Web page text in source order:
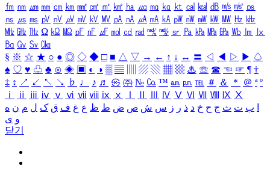
㎙ ㎚ ㎛ ㎜ ㎝ ㎞ ㎟ ㎠ ㎡ ㎢ ㏊ ㎍ ㎎ ㎏ ㏏ ㎈ ㎉ ㏈ ㎧ ㎨ ㎰
㎱ ㎲ ㎳ ㎴ ㎵ ㎶ ㎷ ㎸ ㎹ ㎀ ㎁ ㎂ ㎃ ㎄ ㎺ ㎻ ㎽ ㎾ ㎿ ㎐ ㎑
㎒ ㎓ ㎔ Ω ㏀ ㏁ ㎊ ㎋ ㎌ ㏖ ㏅ ㎭ ㎮ ㎯ ㏛ ㎩ ㎪ ㎫ ㎬ ㏝ ㏐
㏓
㏃ ㏉ ㏜ ㏆
§ ※ ☆ ★ ○ ● ◎ ◇ ◆ □ ■ △ ▽ → ← ↑ ↓ ↔ 〓 ◁ ◀ ▷ ▶ ♤
♠ ♡ ♥ ♧ ♣ ⊙ ◈ ▣ ◐ ◑ ▒ ▤ ▨ ▧ ▦ ▩ ♨ ☏ ☎ ☜ ☞ ¶ †
‡ ↕ ↗ ↙ ↖ ↘ ♭ ♩ ♪ ♬ ㉿ ㈜ № ㏇ ™ ㏂ ㏘ ℡ ＃ ＆ ＊ ＠ ª º
ⅰ
ⅱ ⅲ ⅳ ⅴ ⅵ ⅶ ⅷ ⅸ ⅹ Ⅳ Ⅴ Ⅵ Ⅶ Ⅷ Ⅸ Ⅹ
ب ت ث ج ح خ د ذ ر ز س ش ص ض ط ظ ع غ ف ق ک ل م ن ه
و ی
닫기